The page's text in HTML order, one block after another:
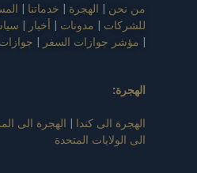
من نحن | الهجرة | خدماتنا |
للشركات | مدونات | أخبار |
| مؤشر جوازات السفر |
الهجرة:
الهجرة الى كندا | الهجرة الى
الى الولايات المتحدة